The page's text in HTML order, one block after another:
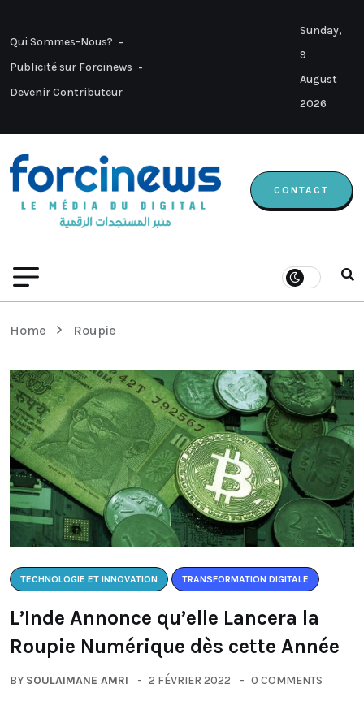
Qui Sommes-Nous?
Publicité sur Forcinews
Devenir Contributeur
Sunday,
9
August
2026
CONTACT
Home Roupie
TECHNOLOGIE ET INNOVATION TRANSFORMATION DIGITALE
L’Inde Annonce qu’elle Lancera la
Roupie Numérique dès cette Année
BY SOULAIMANE AMRI 2 FÉVRIER 2022 0 COMMENTS